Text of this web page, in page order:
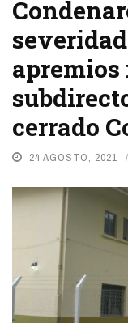
cerrado
24 AGOSTO, 2021